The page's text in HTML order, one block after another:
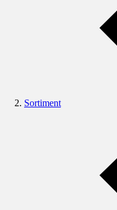
Sortiment